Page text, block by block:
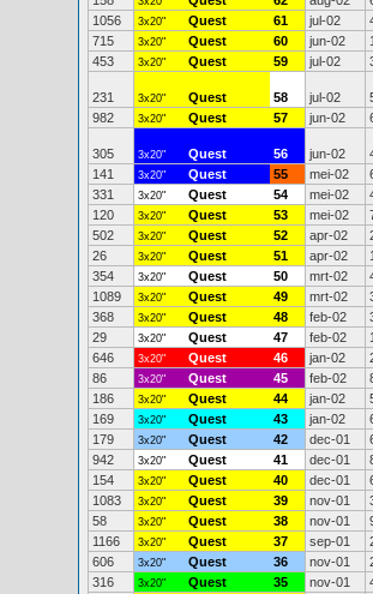
1056
3x20" Quest 61 jul-02
715
3x20" Quest 60 jun-02
453
3x20" Quest 59 jul-02
231 3x20" Quest 58 jul-02
982
3x20" Quest 57 jun-02
305 3x20" Quest 56 jun-02
141
3x20" Quest 55 mei-02
331
3x20" Quest 54 mei-02
120
3x20" Quest 53 mei-02
502
3x20" Quest 52 apr-02
26
3x20" Quest 51 apr-02
354
3x20" Quest 50 mrt-02
1089
3x20" Quest 49 mrt-02
368
3x20" Quest 48 feb-02
29
3x20" Quest 47 feb-02
646
3x20" Quest 46 jan-02
86
3x20" Quest 45 feb-02
186
3x20" Quest 44 jan-02
169
3x20" Quest 43 jan-02
179
3x20" Quest 42 dec-01
942
3x20" Quest 41 dec-01
154
3x20" Quest 40 dec-01
1083
3x20" Quest 39 nov-01
58
3x20" Quest 38 nov-01
1166
3x20" Quest 37 sep-01
606
3x20" Quest 36 nov-01
316
3x20" Quest 35 nov-01